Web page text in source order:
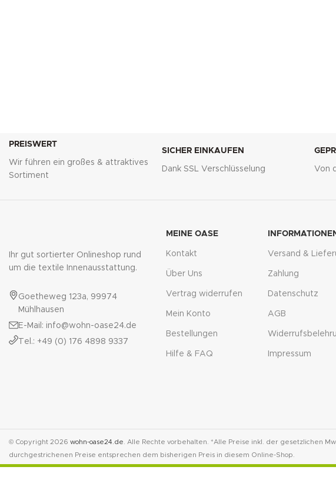
PREISWERT
Wir führen ein großes & attraktives
Sortiment
SICHER EINKAUFEN
Dank SSL Verschlüsselung Von
Ihr gut sortierter Onlineshop rund
um die textile Innenausstattung.
Goetheweg 123a, 99974
Mühlhausen
E-Mail: info@wohn-oase24.de
Tel.: +49 (0) 176 4898 9337
MEINE OASE
Kontakt
Über Uns
Vertrag widerrufen
Mein Konto
Bestellungen
Hilfe & FAQ
Versand &
Zahlung
Datenschutz
AGB
Impressum
© Copyright 2026 wohn-oase24.de . Alle Rechte vorbehalten. *Alle Preise inkl. der gesetzlichen
durchgestrichenen Preise entsprechen dem bisherigen Preis in diesem Online-Shop.